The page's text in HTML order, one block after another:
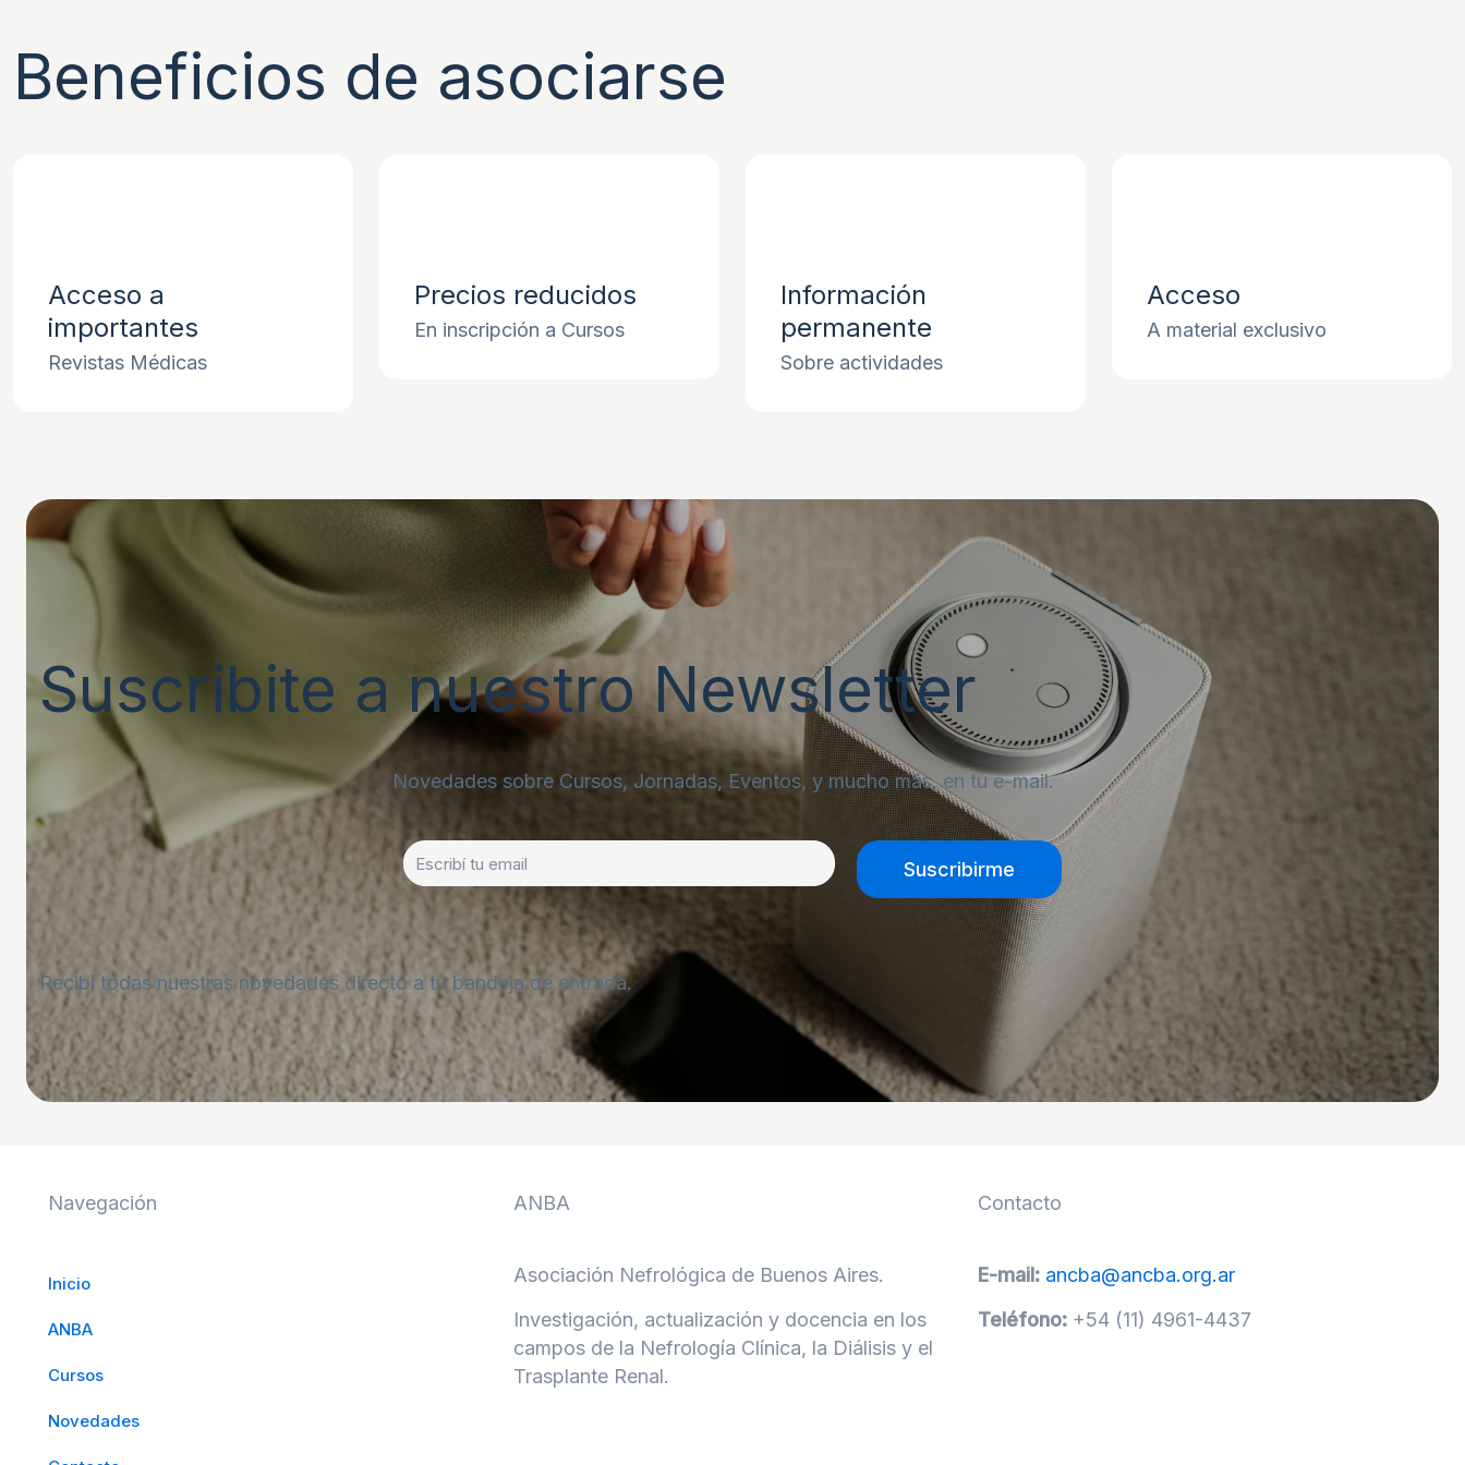
Beneficios de asociarse
Acceso a
importantes
Revistas Médicas
Precios reducidos
En inscripción a Cursos
Información
permanente
Sobre actividades
Acceso
A material exclusivo
Suscribite a nuestro Newsletter
Novedades sobre Cursos, Jornadas, Eventos, y mucho más, en tu e-mail.
Recibí todas nuestras novedades directo a tu bandeja de entrada.
Navegación
Inicio
ANBA
Cursos
Novedades
ANBA
Asociación Nefrológica de Buenos Aires.
Investigación, actualización y docencia en los
campos de la Nefrología Clínica, la Diálisis y el
Trasplante Renal.
Contacto
E-mail: ancba@ancba.org.ar
Teléfono: +54 (11) 4961-4437